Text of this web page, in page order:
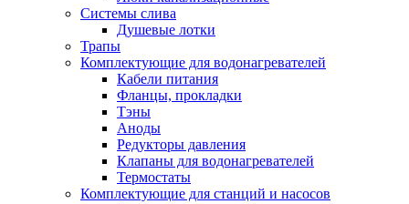
Условия возврата товара
Обмен и возврат товара
Вакансии
Системы слива
Душевые лотки
Трапы
Комплектующие для водонагревателей
Кабели питания
Фланцы, прокладки
Тэны
Аноды
Редукторы давления
Клапаны для водонагревателей
Термостаты
Комплектующие для станций и насосов